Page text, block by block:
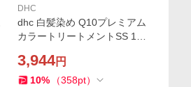
DHC
dhc 白髪染め Q10プレミアム
カラートリートメントSS 15
隠し 毛染め リタッチ ノンシ
リコン
3,944円
10% （358pt）